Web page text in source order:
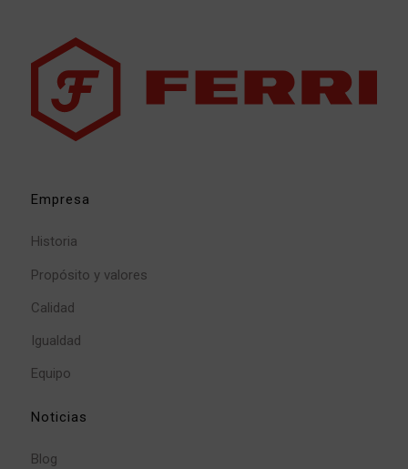
Empresa
Historia
Propósito y valores
Calidad
Igualdad
Equipo
Noticias
Blog